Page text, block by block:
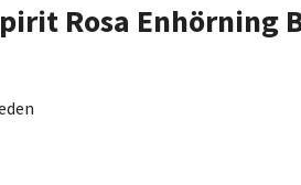
Rosa Enhörning